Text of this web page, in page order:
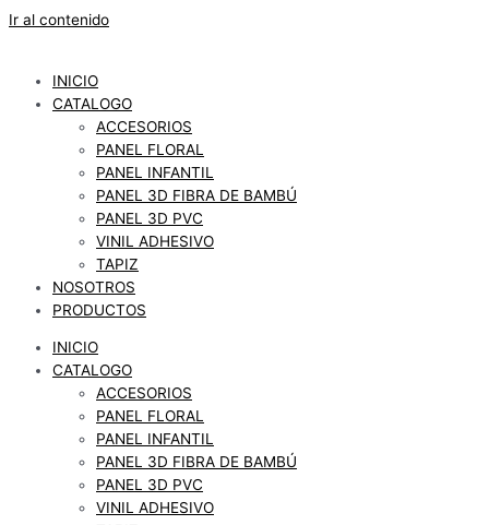
Ir al contenido
INICIO
CATALOGO
ACCESORIOS
PANEL FLORAL
PANEL INFANTIL
PANEL 3D FIBRA DE BAMBÚ
PANEL 3D PVC
VINIL ADHESIVO
TAPIZ
NOSOTROS
PRODUCTOS
INICIO
CATALOGO
ACCESORIOS
PANEL FLORAL
PANEL INFANTIL
PANEL 3D FIBRA DE BAMBÚ
PANEL 3D PVC
VINIL ADHESIVO